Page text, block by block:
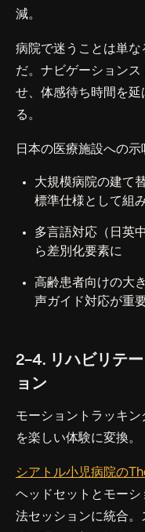
減。
病院で迷うことは単
だ。ナビゲーション
せ、体感待ち時間を
る。
日本の医療施設への示
大規模病院の建て
標準仕様として組
多言語対応（日英
ら差別化要素に
高齢患者向けの大
声ガイド対応が重
2-4. リハビリテ
ョン
モーショントラッキ
を楽しい体験に変換。
シアトル小児病院の
ヘッドセットとモー
法セッションに統合